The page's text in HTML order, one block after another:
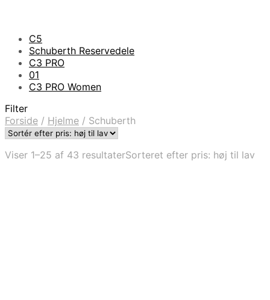
C5
Schuberth Reservedele
C3 PRO
01
C3 PRO Women
Filter
Forside / Hjelme / Schuberth
Viser 1–25 af 43 resultaterSorteret efter pris: høj til lav